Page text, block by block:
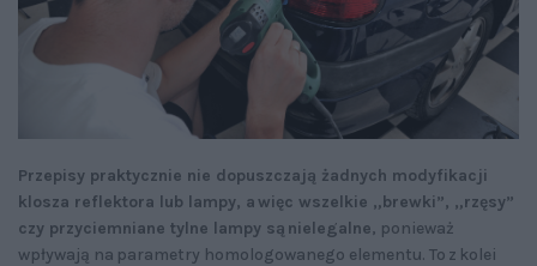
Przepisy praktycznie nie dopuszczają żadnych modyfikacji
klosza reflektora lub lampy, a więc wszelkie „brewki”, „rzęsy”
czy przyciemniane tylne lampy są nielegalne, ponieważ
wpływają na parametry homologowanego elementu. To z kolei